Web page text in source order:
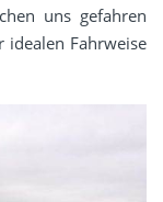
uns gefahren
Fahrweise